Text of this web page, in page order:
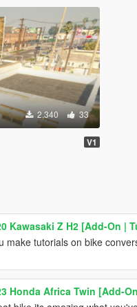
2,340 33
V1
Kawasaki Z H2 [Add-On |
make tutorials on bike
Honda Africa Twin [Add-